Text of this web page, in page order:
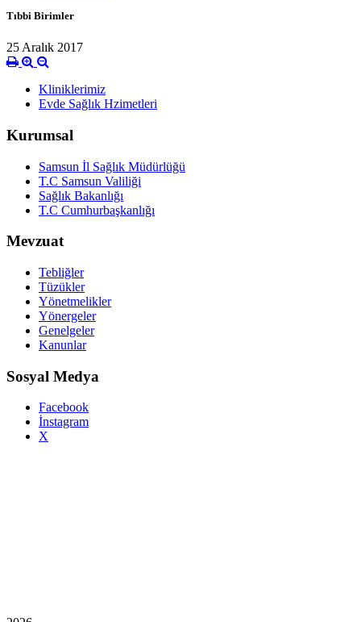
Tıbbi Birimler
25 Aralık 2017
Kliniklerimiz
Evde Sağlık Hzimetleri
Kurumsal
Samsun İl Sağlık Müdürlüğü
T.C Samsun Valiliği
Sağlık Bakanlığı
T.C Cumhurbaşkanlığı
Mevzuat
Tebliğler
Tüzükler
Yönetmelikler
Yönergeler
Genelgeler
Kanunlar
Sosyal Medya
Facebook
İnstagram
X